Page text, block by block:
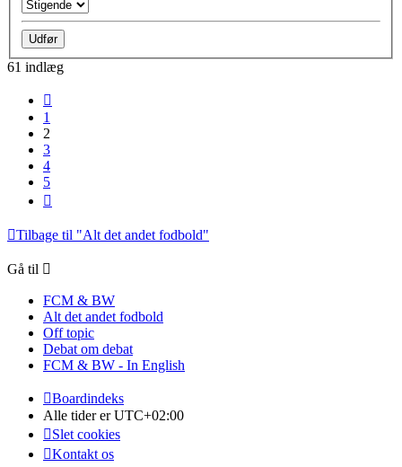
61 indlæg
1
2
3
4
5
Tilbage til "Alt det andet fodbold"
Gå til
FCM & BW
Alt det andet fodbold
Off topic
Debat om debat
FCM & BW - In English
Boardindeks
Alle tider erUTC+02:00
Slet cookies
Kontakt os